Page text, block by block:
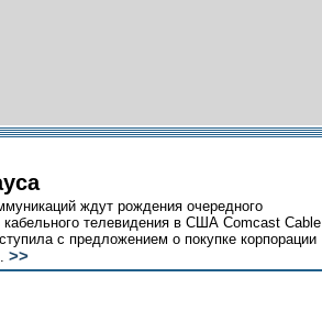
ждут рождения очередного
кабельного телевидения в США Comcast Cable
с предложением о покупке корпорации
>>